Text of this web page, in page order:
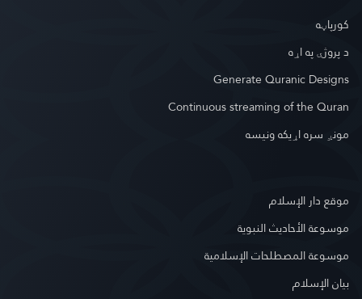
کور‌پاڼه
د پروژې په اړه
Generate Quranic Designs
Continuous streaming of the Quran
مونږ سره اړیکه ونیسه
موقع دار الإسلام
موسوعة الأحاديث النبوية
موسوعة المصطلحات الإسلامية
بيان الإسلام